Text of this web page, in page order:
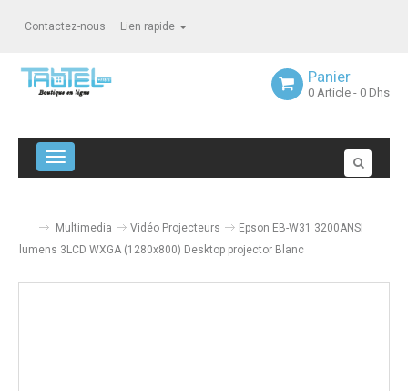
Contactez-nous Lien rapide
Panier
0 Article - 0 Dhs
Navigation bascule
Multimedia Vidéo Projecteurs
Epson EB-W31 3200ANSI
lumens 3LCD WXGA (1280x800) Desktop projector Blanc